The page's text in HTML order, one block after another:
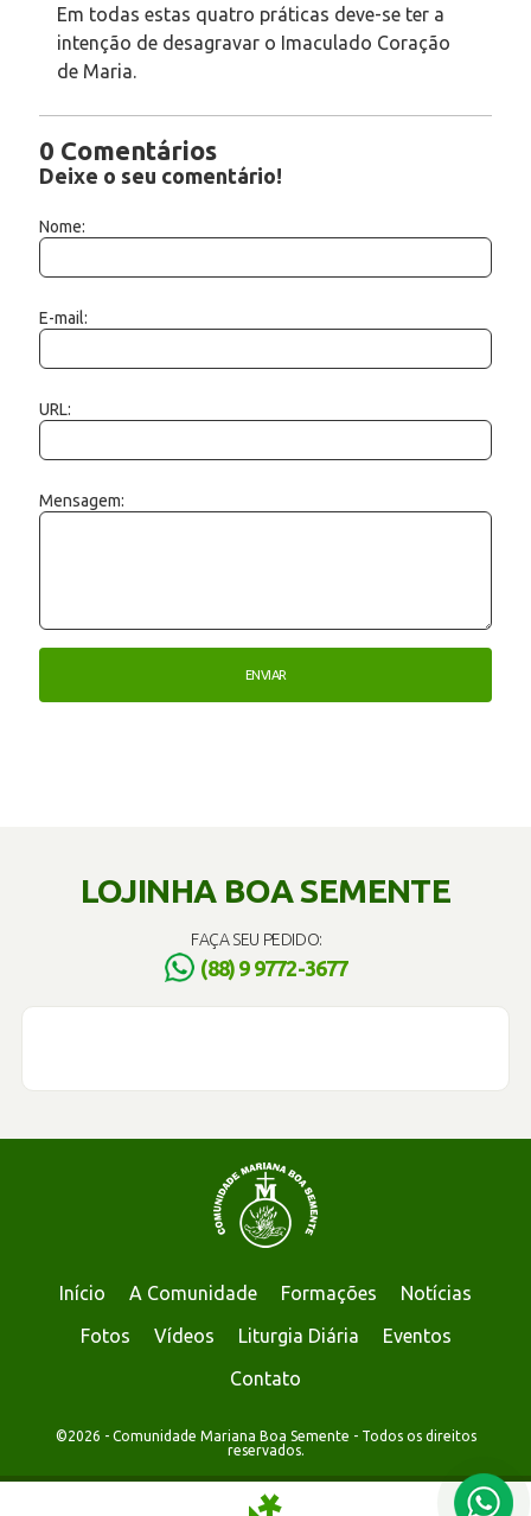
Em todas estas quatro práticas deve-se ter a
intenção de desagravar o Imaculado Coração
de Maria.
0 Comentários
Deixe o seu comentário!
Nome:
E-mail:
URL:
Mensagem:
LOJINHA BOA SEMENTE
FAÇA SEU PEDIDO:
(88) 9 9772-3677
Início A Comunidade Formações
Notícias
Fotos
Vídeos Liturgia Diária
Eventos
Contato
©2026 - Comunidade Mariana Boa Semente - Todos os direitos
reservados.